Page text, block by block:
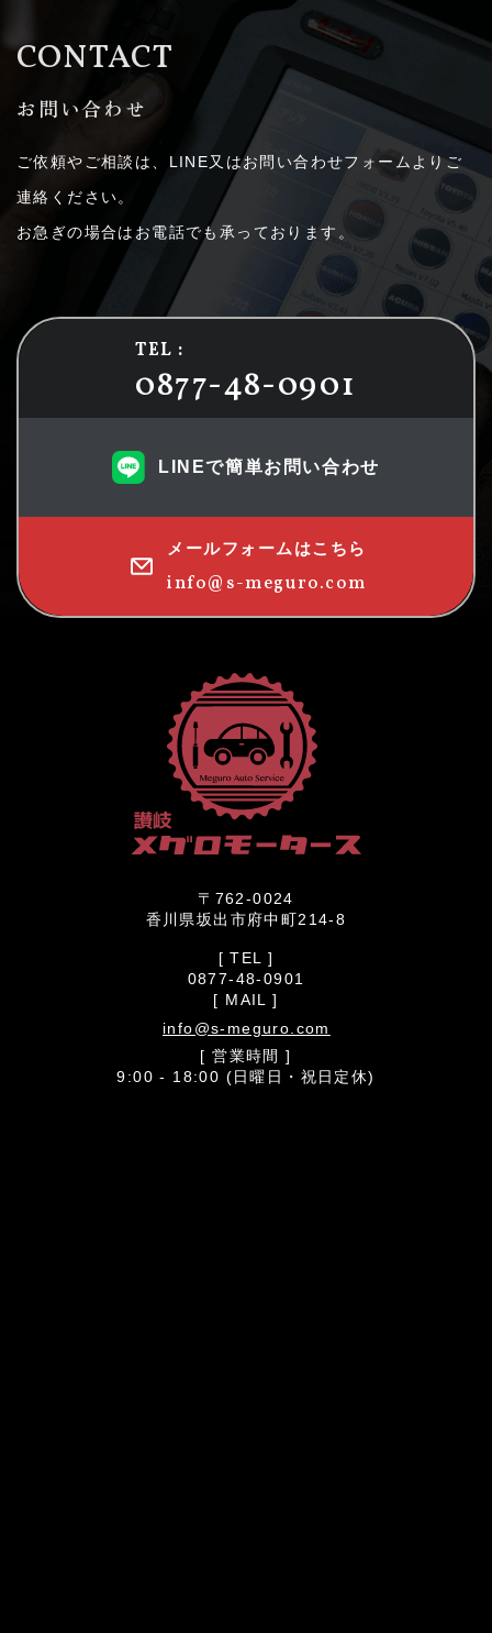
CONTACT
お問い合わせ
ご依頼やご相談は、LINE又はお問い合わせフォームよりご
連絡ください。
お急ぎの場合はお電話でも承っております。
TEL :
0877-48-0901
LINEで簡単お問い合わせ
メールフォームはこちら
info@s-meguro.com
〒762-0024
香川県坂出市府中町214-8
[ TEL ]
0877-48-0901
[ MAIL ]
info@s-meguro.com
[ 営業時間 ]
9:00 - 18:00 (日曜日・祝日定休)